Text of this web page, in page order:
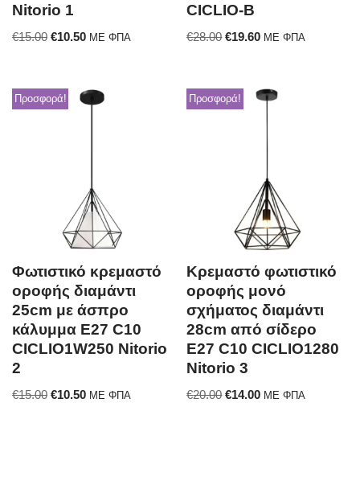
Nitorio 1
€15.00 €10.50 ΜΕ ΦΠΑ
CICLIO-B
€28.00 €19.60 ΜΕ ΦΠΑ
Προσφορά!
Φωτιστικό κρεμαστό
οροφής διαμάντι
25cm με άσπρο
κάλυμμα E27 C10
CICLIO1W250 Nitorio
2
€15.00 €10.50 ΜΕ ΦΠΑ
Προσφορά!
Κρεμαστό φωτιστικό
οροφής μονό
σχήματος διαμάντι
28cm από σίδερο
E27 C10 CICLIO1280
Nitorio 3
€20.00 €14.00 ΜΕ ΦΠΑ